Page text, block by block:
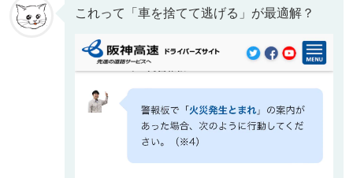
これって「車を捨てて逃げる」が最適解？